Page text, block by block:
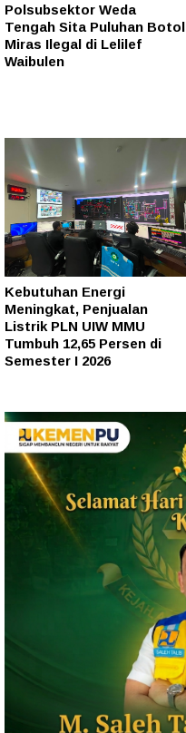
Polsubsektor Weda
Tengah Sita Puluhan Botol
Miras Ilegal di Lelilef
Waibulen
Kebutuhan Energi
Meningkat, Penjualan
Listrik PLN UIW MMU
Tumbuh 12,65 Persen di
Semester I 2026